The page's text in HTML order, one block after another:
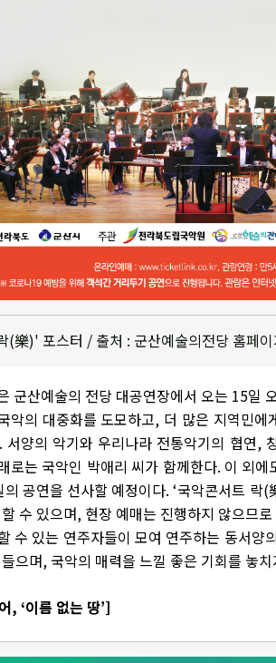
樂)' 포스터 / 출처 : 군산예술의전당 홈페이
군산예술의 전당 대공연장에서 오는 15일
악의 대중화를 도모하고, 더 많은 지역민
서양의 악기와 우리나라 전통악기의 협연,
로는 국악인 박애리 씨가 함께한다. 이 외
공연을 선사할 예정이다. ‘국악콘서트 락
수 있으며, 현장 예매는 진행하지 않으므
수 있는 연주자들이 모여 연주하는 동서양
으며, 국악의 매력을 느낄 좋은 기회를 놓
, ‘이름 없는 땅’]